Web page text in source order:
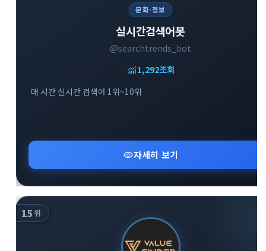
문화·정보
실시간검색어봇
@searchtrends_bot
monitoring1,292조회
매 시간 실시간 검색어 1위~10위
visibility자세히 보기
15 위